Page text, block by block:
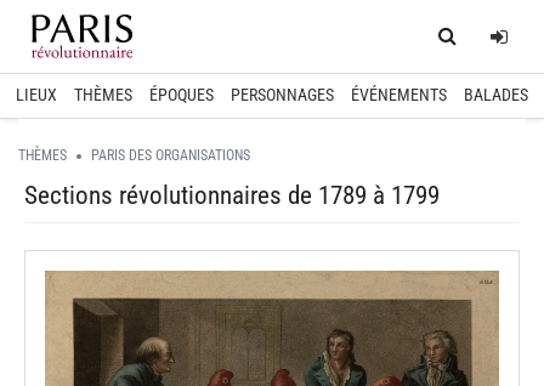
Home
LIEUX THÈMES ÉPOQUES PERSONNAGES ÉVÉNEMENTS BALADES
THÈMES PARIS DES ORGANISATIONS
Sections révolutionnaires de 1789 à 1799